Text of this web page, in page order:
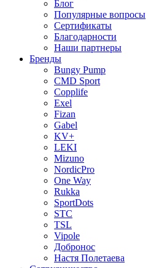
Блог
Популярные вопросы
Сертификаты
Благодарности
Наши партнеры
Бренды
Bungy Pump
CMD Sport
Copplife
Exel
Fizan
Gabel
KV+
LEKI
Mizuno
NordicPro
One Way
Rukka
SportDots
STC
TSL
Vipole
Добронос
Настя Полетаева